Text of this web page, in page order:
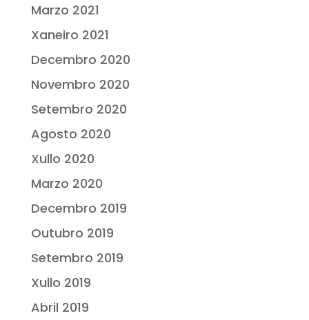
Marzo 2021
Xaneiro 2021
Decembro 2020
Novembro 2020
Setembro 2020
Agosto 2020
Xullo 2020
Marzo 2020
Decembro 2019
Outubro 2019
Setembro 2019
Xullo 2019
Abril 2019